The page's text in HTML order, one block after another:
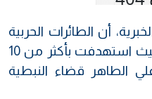
أن الطائرات الحربية
الإسرائيلية نفذت حزاما ناريا، حيث استهدفت بأكثر من 10
الطاهر قضاء النبطية